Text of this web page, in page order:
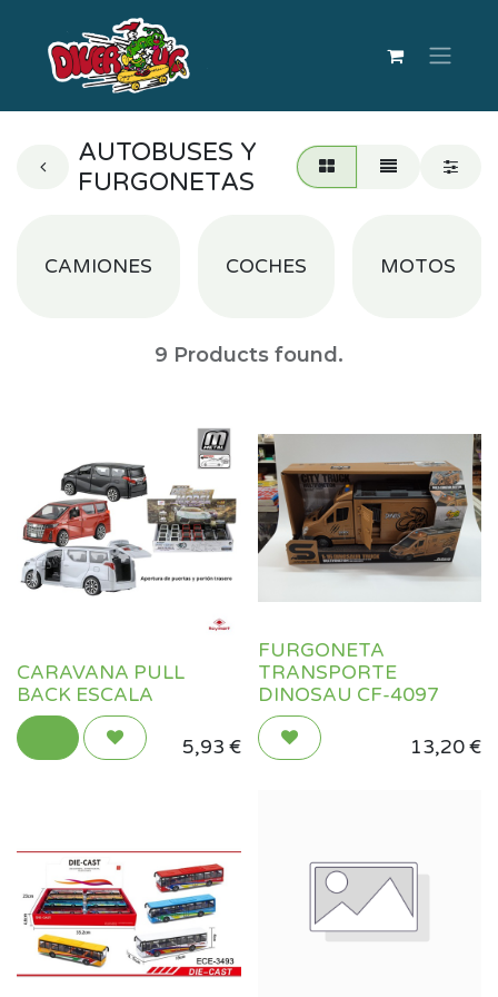
AUTOBUSES Y
FURGONETAS
CAMIONES COCHES MOTOS
9 Products found.
CARAVANA PULL
BACK ESCALA
5,93 €
FURGONETA
TRANSPORTE
DINOSAU CF-4097
13,20€